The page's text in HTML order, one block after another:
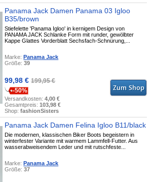
Panama Jack Damen Panama 03 Igloo
B35/brown
Stiefelette 'Panama Igloo' in kernigem Design von
PANAMA JACK Schlanke Form mit runder, gewölbter
Kappe Glattes Vorderblatt Sechsfach-Schnürung,...
Marke:Panama Jack
Größe:39
99,98 €199,95 €
-50%
Versandkosten:4,00 €
Gesamtpreis:103,98 €
Shop:fashionSisters
Panama Jack Damen Felina Igloo B11/black
Die modernen, klassischen Biker Boots begeistern in
winterfester Variante mit warmem Lammfell-Futter. Aus
wasserabweisendem Leder und mit rutschfeste...
Marke:Panama Jack
Größe:37